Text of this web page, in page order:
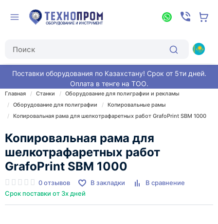
Поставки оборудования по Казахстану! Срок от 5ти дней.
Оплата в тенге на ТОО.
Главная Станки
Оборудование для полиграфии и рекламы
Оборудование для полиграфии
Копировальные рамы
Копировальная рама для шелкотрафаретных работ GrafoPrint SBM 1000
Копировальная рама для
шелкотрафаретных работ
GrafoPrint SBM 1000
0 отзывов В закладки
В сравнение
Срок поставки от 3х дней